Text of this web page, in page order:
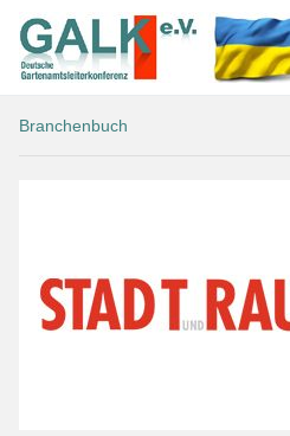
Branchenbuch